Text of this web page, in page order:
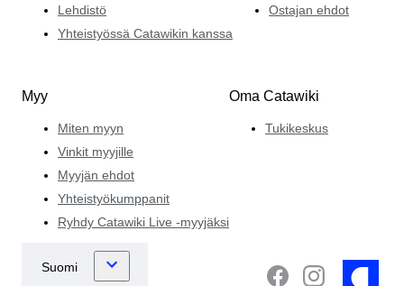
Lehdistö
Yhteistyössä Catawikin kanssa
Ostajan ehdot
Myy
Miten myyn
Vinkit myyjille
Myyjän ehdot
Yhteistyökumppanit
Ryhdy Catawiki Live -myyjäksi
Oma Catawiki
Tukikeskus